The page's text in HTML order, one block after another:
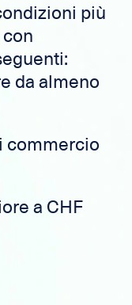
più
da almeno
commercio
a CHF